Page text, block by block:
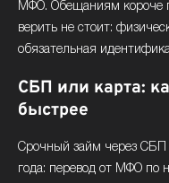
МФО. Обещаниям короче
верить не стоит:
обязательная
СБП или карта:
быстрее
Срочный займ через СБП
года: перевод от МФО по